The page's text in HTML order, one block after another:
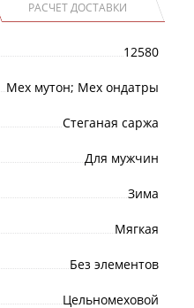
РАСЧЕТ ДОСТАВКИ
12580
Мех мутон; Мех ондатры
Стеганая саржа
Для мужчин
Зима
Мягкая
Без элементов
Цельномеховой